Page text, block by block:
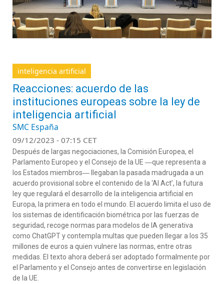
inteligencia artificial
Reacciones: acuerdo de las
instituciones europeas sobre la ley de
inteligencia artificial
SMC España
09/12/2023 - 07:15 CET
Después de largas negociaciones, la Comisión Europea, el
Parlamento Europeo y el Consejo de la UE ―que representa a
los Estados miembros― llegaban la pasada madrugada a un
acuerdo provisional sobre el contenido de la ‘AI Act’, la futura
ley que regulará el desarrollo de la inteligencia artificial en
Europa, la primera en todo el mundo. El acuerdo limita el uso de
los sistemas de identificación biométrica por las fuerzas de
seguridad, recoge normas para modelos de IA generativa
como ChatGPT y contempla multas que pueden llegar a los 35
millones de euros a quien vulnere las normas, entre otras
medidas. El texto ahora deberá ser adoptado formalmente por
el Parlamento y el Consejo antes de convertirse en legislación
de la UE.